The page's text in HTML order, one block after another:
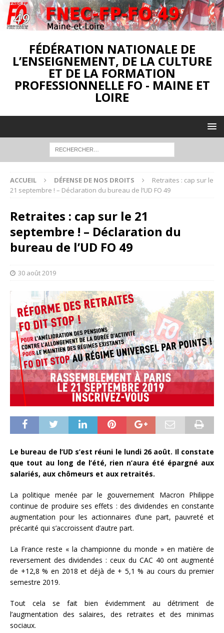
FÉDÉRATION NATIONALE DE
L’ENSEIGNEMENT, DE LA CULTURE
ET DE LA FORMATION
PROFESSIONNELLE FO - MAINE ET
LOIRE
ACCUEIL DÉFENSE DE NOS DROITS
Retraites : cap sur le
21 septembre ! – Déclaration du bureau de l’UD FO 49
Retraites : cap sur le 21
septembre ! – Déclaration du
bureau de l’UD FO 49
30 août 2019
Le bureau de l’UD s’est réuni le lundi 26 août. Il constate
que tout au long de l’été, rien n’aura été épargné aux
salariés, aux chômeurs et aux retraités.
La politique menée par le gouvernement Macron Philippe
continue de produire ses effets : des dividendes en constante
augmentation pour les actionnaires d’une part, pauvreté et
précarité qui s’accroissent d’autre part.
La France reste « la championne du monde » en matière de
reversement des dividendes : ceux du CAC 40 ont augmenté
de +12,8 % en 2018 et déjà de + 5,1 % au cours du premier
semestre 2019.
Tout cela se fait bien évidemment au détriment de
l’augmentation des salaires, des retraites et des minimas
sociaux.